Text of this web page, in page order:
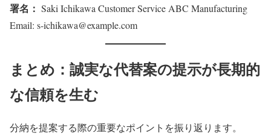
署名： Saki Ichikawa Customer Service ABC Manufacturing
Email: s-ichikawa@example.com
まとめ：誠実な代替案の提示が長期的
な信頼を生む
分納を提案する際の重要なポイントを振り返ります。